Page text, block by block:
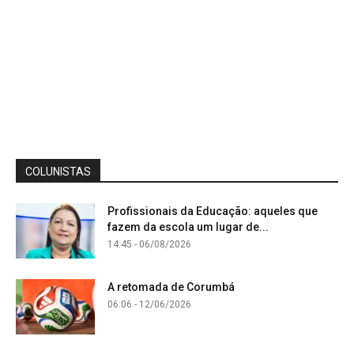
COLUNISTAS
Profissionais da Educação: aqueles que
fazem da escola um lugar de...
14:45 - 06/08/2026
A retomada de Corumbá
06:06 - 12/06/2026